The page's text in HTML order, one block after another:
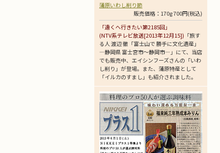
蒲原いわし削り節
販売価格：170g 700円(税込)
「遠くへ行きたい第2185回」
(NTV系テレビ放送[2013年12月15]) 「旅す
る人 渡辺 徹「富士山で 勝手に文化遺産」
―静岡県 富士宮市～静岡市―」にて、当店
でも販売中、エイシンフーズさんの「いわ
し削り」が登場。また、蒲原特産として
「イルカのすまし」も紹介されました。